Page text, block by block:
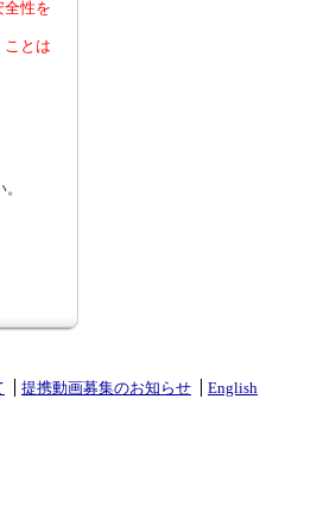
性を
とは
提携動画募集のお知らせ English